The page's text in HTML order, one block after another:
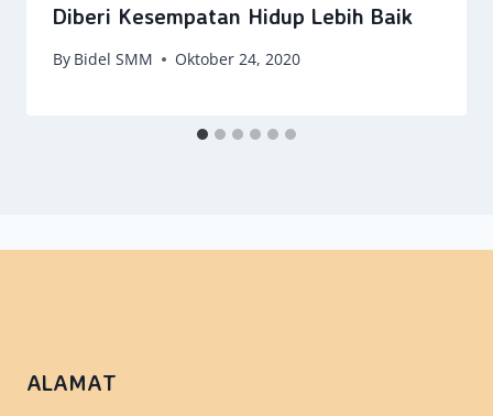
Diberi Kesempatan Hidup Lebih Baik
By Bidel SMM Oktober 24, 2020
ALAMAT